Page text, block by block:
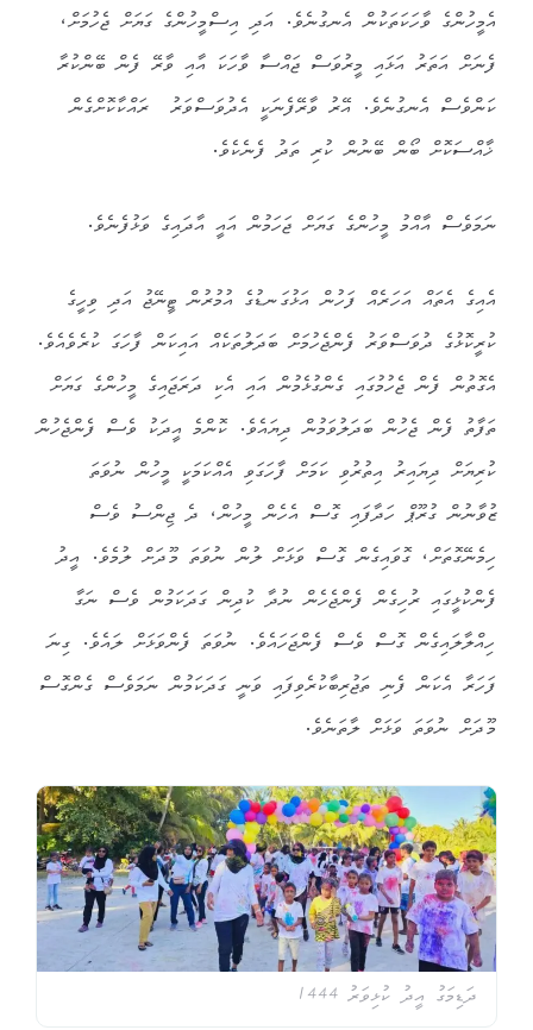
އެމީހުންގެ ވާހަކަތަކުން އެނގުނެވެ. އަދި އިސްމީހުންގެ ގަޔަށް ޖެހުމަށް،
ފެނަށް އަތަރު އަޅައި މީރުވަސް ޖައްސާ ވާހަކަ އާއި ވާރޭ ފެން ބޭންކުރާ
ކަންވެސް އެނގުނެވެ. އޭރު ވާރޭފެނަކީ އެދުވަސްވަރު ރައްކާކޮށްގެން
ޚާއްސަކޮށް ބޯން ބޭނުން ކުރި ތަދު ފެނެކެވެ.
ނަމަވެސް އާއްމު މީހުންގެ ގަޔަށް ޖަހަމުން އައީ އާދައިގެ ވަޅުފެނެވެ.
އެއިގެ އެތައް އަހަރެއް ފަހުން އަޅުގަނޑުގެ އުމުރުން ޓީނޭޖު އަދި ވިހީގެ
ކުރީކޮޅުގެ ދުވަސްވަރު ފެންޖެހުމަށް ބަދަލުތަކެއް އައިކަން ފާހަގަ ކުރެވެއެވެ.
އެގޮތުން ފެން ޖެހުމުގައި ގެންގުޅެމުން އައި އެކި ދަރަޖައިގެ މީހުންގެ ގަޔަށް
ތަފާތު ފެން ޖެހުން ބަދަލުވަމުން ދިޔައެވެ. ކޮންމެ އީދަކު ވެސް ފެންޖެހުން
ކުރިޔަށް ދިޔައިރު އިތުރުވި ކަމަށް ފާހަގަވި އެއްކަމަކީ މީހުން ނުވަތަ
ޒުވާނުން ގުރޫޕް ހަދާފައި ގޮސް އެހެން މީހުން، ދެ ޖިންސު ވެސް
ހިމެނޭގޮތަށް، ގޮވައިގެން ގޮސް ވަޅަށް ލުން ނުވަތަ މޫދަށް ލުމެވެ. އީދު
ފެންކުޅީގައި ރުހިގެން ފެންޖެހެން ނުދާ ކުދިން ގަދަކަމުން ވެސް ނަގާ
ހިއްލާލައިގެން ގޮސް ވެސް ފެންޖަހައެވެ. ނުވަތަ ފެންވަޅަށް ލައެވެ. ގިނަ
ފަހަރާ އެކަން ފެނި ތަޖުރިބާކުރެވިފައި ވަނީ ގަދަކަމުން ނަމަވެސް ގެންގޮސް
މޫދަށް ނުވަތަ ވަޅަށް ލާތަނެވެ.
ދަޑިމަގު އީދު ކުޅިވަރު 1444